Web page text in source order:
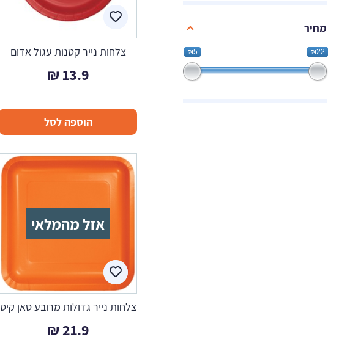
מחיר
₪5 ₪22 צלחות נייר קטנות עגול אדום
13.9
₪
הוספה לסל
אזל מהמלאי
צלחות נייר גדולות מרובע סאן קיס
21.9
₪